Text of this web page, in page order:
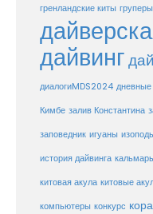
гренландские киты груперы
дайвинг
диалогиMDS2024 дневные
Кимбе залив Константина
заповедник игуаны
история дайвинга
китовая акула китовые
компьютеры конкурс